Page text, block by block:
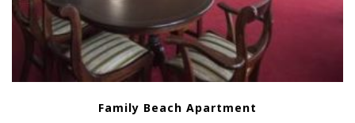
Family Beach Apartment